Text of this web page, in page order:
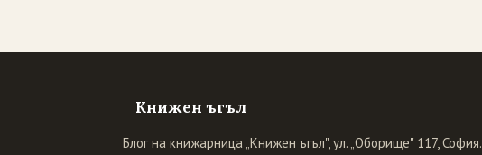
Книжен ъгъл
Блог на книжарница „Книжен ъгъл", ул. „Оборище" 117, София.